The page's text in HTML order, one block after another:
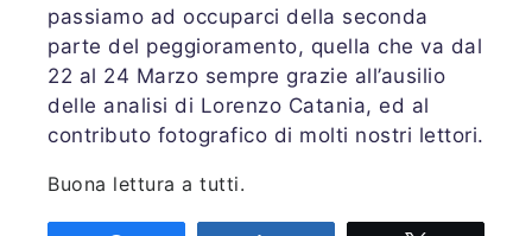
passiamo ad occuparci della seconda
parte del peggioramento, quella che va dal
22 al 24 Marzo sempre grazie all’ausilio
delle analisi di Lorenzo Catania, ed al
contributo fotografico di molti nostri lettori.
Buona lettura a tutti.